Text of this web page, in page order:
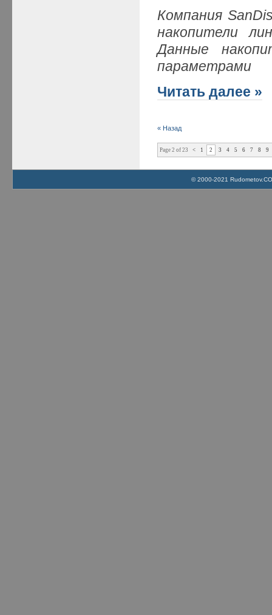
Компания
накопители
Данные
параметрами
Читать далее »
« Назад
Page 2 of 23 < 1 2 3 4 5 6 7 8 9
© 2000-2021